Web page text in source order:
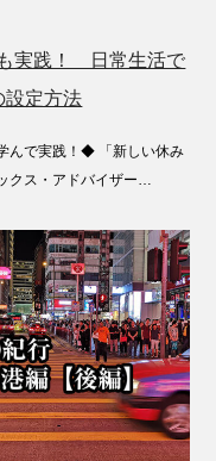
も実践！ 日常生活で
設定方法
んで実践！◆ 「新しい休み
クス・アドバイザー…